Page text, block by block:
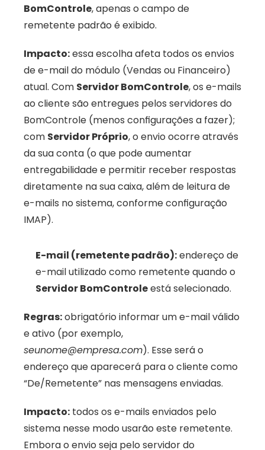
BomControle, apenas o campo de
remetente padrão é exibido.
Impacto: essa escolha afeta todos os envios
de e-mail do módulo (Vendas ou Financeiro)
atual. Com Servidor BomControle, os e-mails
ao cliente são entregues pelos servidores do
BomControle (menos configurações a fazer);
com Servidor Próprio, o envio ocorre através
da sua conta (o que pode aumentar
entregabilidade e permitir receber respostas
diretamente na sua caixa, além de leitura de
e-mails no sistema, conforme configuração
IMAP).
E-mail (remetente padrão): endereço de
Servidor BomControle está selecionado.
Regras: obrigatório informar um e-mail válido
seunome@empresa.com). Esse será o
endereço que aparecerá para o cliente como
“De/Remetente” nas mensagens enviadas.
Impacto: todos os e-mails enviados pelo
sistema nesse modo usarão este remetente.
Embora o envio seja pelo servidor do